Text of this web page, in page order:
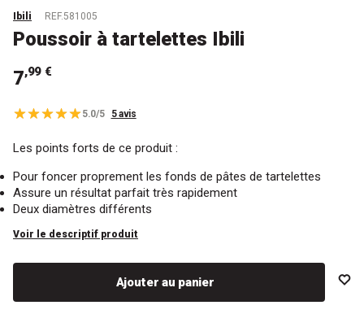
Ibili REF.581005
Poussoir à tartelettes Ibili
7,99 €
5.0/5 5 avis
Les points forts de ce produit :
Pour foncer proprement les fonds de pâtes de tartelettes
Assure un résultat parfait très rapidement
Deux diamètres différents
Voir le descriptif produit
Ajouter au panier